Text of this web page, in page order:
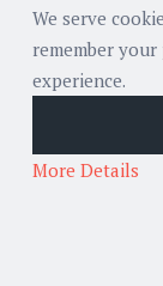
We serve
remember
experience.
More Details